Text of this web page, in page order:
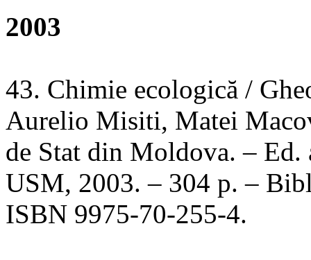
2003
43. Chimie ecologică /
Aurelio Misiti, Matei
de Stat din Moldova. – Ed.
USM, 2003. – 304 p. –
ISBN 9975-70-255-4.